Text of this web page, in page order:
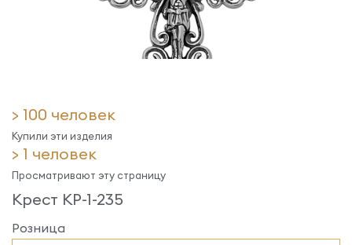
> 100 человек
Купили эти изделия
> 1 человек
Просматривают эту страницу
Крест КР-1-235
Розница